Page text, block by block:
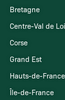
Bretagne
Centre-Val de
Corse
Grand Est
Hauts-de-France
Île-de-France